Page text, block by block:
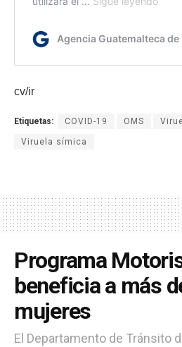
cv/ir
Etiquetas: COVID-19 OMS
Viruela símica
Programa
beneficia a más
mujeres
El Departamento de Tránsito